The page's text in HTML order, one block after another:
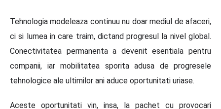
Tehnologia modeleaza continuu nu doar mediul de afaceri,
ci si lumea in care traim, dictand progresul la nivel global.
Conectivitatea permanenta a devenit esentiala pentru
companii, iar mobilitatea sporita adusa de progresele
tehnologice ale ultimilor ani aduce oportunitati uriase.
Aceste oportunitati vin, insa, la pachet cu provocari